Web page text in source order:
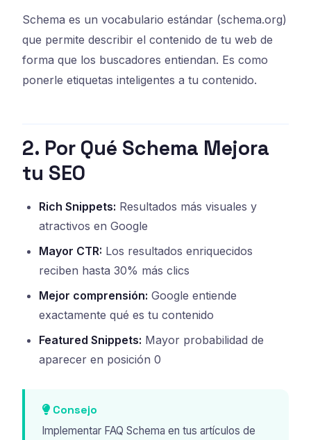
Schema es un vocabulario estándar (schema.org)
que permite describir el contenido de tu web de
forma que los buscadores entiendan. Es como
ponerle etiquetas inteligentes a tu contenido.
2. Por Qué Schema Mejora
tu SEO
Rich Snippets: Resultados más visuales y
atractivos en Google
Mayor CTR: Los resultados enriquecidos
reciben hasta 30% más clics
Mejor comprensión: Google entiende
exactamente qué es tu contenido
Featured Snippets: Mayor probabilidad de
aparecer en posición 0
Consejo
Implementar FAQ Schema en tus artículos de